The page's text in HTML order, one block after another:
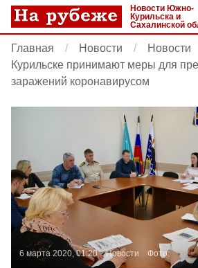
Новости Южно-
Курильска и
Сахалинской
Главная Новости Новости
Курильске принимают меры для
заражений коронавирусом
6 марта 2020, 01:20 Новости Фото: